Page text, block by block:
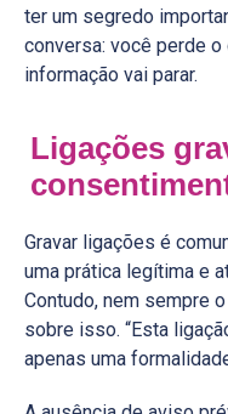
ter um segredo
conversa: você perde
informação vai parar.
Ligações
Gravar ligações é
uma prática legítima e
Contudo, nem sempre
sobre isso. “Esta
apenas uma